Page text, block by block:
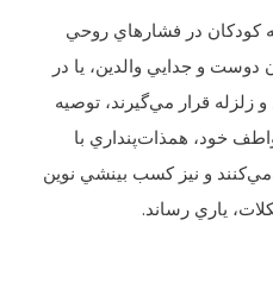
کودکان در فشارهاي روحي
دوست و جدايي والدين،‌ يا در
قرار مي‌گيرند، توصيه
خود، همذات‌پنداري با
و نيز کسب بينشي نوين
ياري رساند.